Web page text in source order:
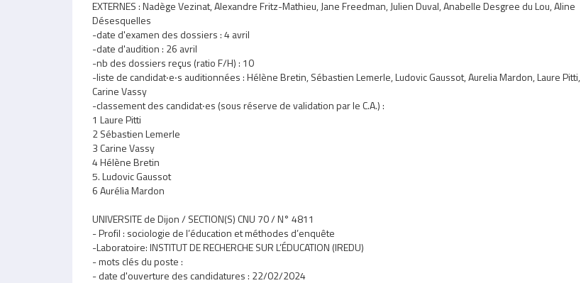
EXTERNES : Nadège Vezinat, Alexandre Fritz-Mathieu, Jane Freedman, Julien Duval, Anabelle Desgree du Lou, Aline
Désesquelles
-date d'examen des dossiers : 4 avril
-date d'audition : 26 avril
-nb des dossiers reçus (ratio F/H) : 10
-liste de candidat‧e‧s auditionnées : Hélène Bretin, Sébastien Lemerle, Ludovic Gaussot, Aurelia Mardon, Laure Pitti,
Carine Vassy
-classement des candidat‧es (sous réserve de validation par le C.A.) :
1 Laure Pitti
2 Sébastien Lemerle
3 Carine Vassy
4 Hélène Bretin
5. Ludovic Gaussot
6 Aurélia Mardon
UNIVERSITE de Dijon / SECTION(S) CNU 70 / N° 4811
- Profil : sociologie de l’éducation et méthodes d’enquête
-Laboratoire: INSTITUT DE RECHERCHE SUR L’ÉDUCATION (IREDU)
- mots clés du poste :
- date d'ouverture des candidatures : 22/02/2024